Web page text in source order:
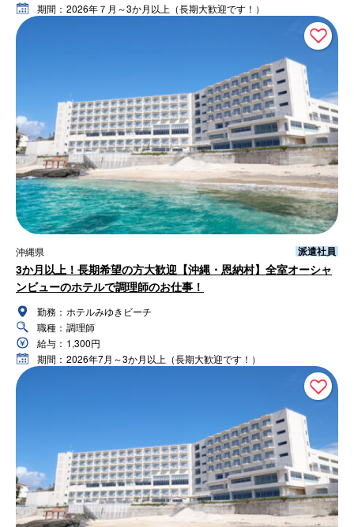
期間： 2026年７月～3か月以上（長期大歓迎です！）
沖縄県 派遣社員
3か月以上！長期希望の方大歓迎【沖縄・恩納村】全室オーシャ
ンビューのホテルで調理師のお仕事！
勤務： ホテルみゆきビーチ
職種： 調理師
給与： 1,300円
期間： 2026年7月～3か月以上（長期大歓迎です！）